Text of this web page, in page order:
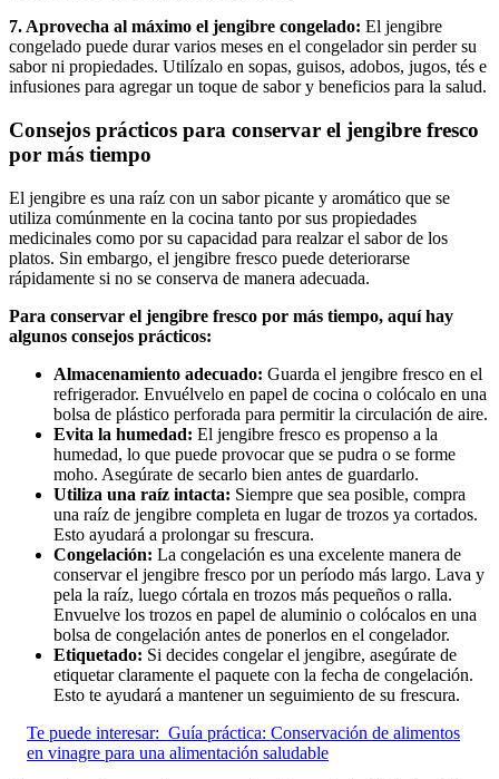
7. Aprovecha al máximo el jengibre congelado: El jengibre
congelado puede durar varios meses en el congelador sin perder su
sabor ni propiedades. Utilízalo en sopas, guisos, adobos, jugos, tés e
infusiones para agregar un toque de sabor y beneficios para la salud.
Consejos prácticos para conservar el jengibre fresco
por más tiempo
El jengibre es una raíz con un sabor picante y aromático que se
utiliza comúnmente en la cocina tanto por sus propiedades
medicinales como por su capacidad para realzar el sabor de los
platos. Sin embargo, el jengibre fresco puede deteriorarse
rápidamente si no se conserva de manera adecuada.
Para conservar el jengibre fresco por más tiempo, aquí hay
algunos consejos prácticos:
Almacenamiento adecuado: Guarda el jengibre fresco en el
refrigerador. Envuélvelo en papel de cocina o colócalo en una
bolsa de plástico perforada para permitir la circulación de aire.
Evita la humedad: El jengibre fresco es propenso a la
humedad, lo que puede provocar que se pudra o se forme
moho. Asegúrate de secarlo bien antes de guardarlo.
Utiliza una raíz intacta: Siempre que sea posible, compra
una raíz de jengibre completa en lugar de trozos ya cortados.
Esto ayudará a prolongar su frescura.
Congelación: La congelación es una excelente manera de
conservar el jengibre fresco por un período más largo. Lava y
pela la raíz, luego córtala en trozos más pequeños o ralla.
Envuelve los trozos en papel de aluminio o colócalos en una
bolsa de congelación antes de ponerlos en el congelador.
Etiquetado: Si decides congelar el jengibre, asegúrate de
etiquetar claramente el paquete con la fecha de congelación.
Esto te ayudará a mantener un seguimiento de su frescura.
Te puede interesar: Guía práctica: Conservación de alimentos
en vinagre para una alimentación saludable